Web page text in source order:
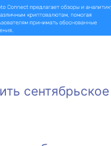
сентябрьское